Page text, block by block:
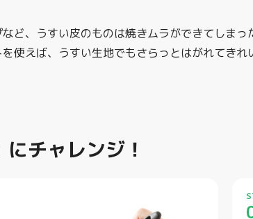
ど、うすい皮のものは焼きムラができてしま
使えば、うすい生地でもさらっとはがれてきれ
にチャレンジ！